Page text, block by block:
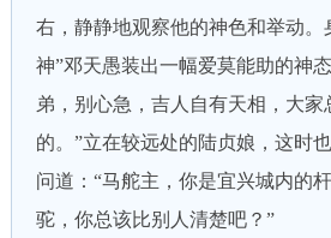
右，静静地观察他的神色和举动。
神”邓天愚装出一幅爱莫能助的神
弟，别心急，吉人自有天相，大家
的。”立在较远处的陆贞娘，这时
问道：“马舵主，你是宜兴城内的
驼，你总该比别人清楚吧？”